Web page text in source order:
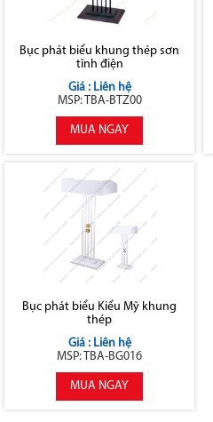
Bục phát biểu khung thép sơn
tĩnh điện
Giá : Liên hệ
MSP: TBA-BTZ00
MUA NGAY
Bục phát biểu Kiểu Mỹ khung
thép
Giá : Liên hệ
MSP: TBA-BG016
MUA NGAY